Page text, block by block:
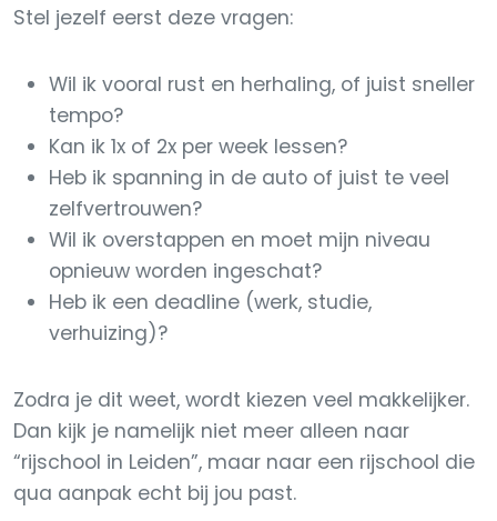
Stel jezelf eerst deze vragen:
Wil ik vooral rust en herhaling, of juist sneller
tempo?
Kan ik 1x of 2x per week lessen?
Heb ik spanning in de auto of juist te veel
zelfvertrouwen?
Wil ik overstappen en moet mijn niveau
opnieuw worden ingeschat?
Heb ik een deadline (werk, studie,
verhuizing)?
Zodra je dit weet, wordt kiezen veel makkelijker.
Dan kijk je namelijk niet meer alleen naar
“rijschool in Leiden”, maar naar een rijschool die
qua aanpak echt bij jou past.